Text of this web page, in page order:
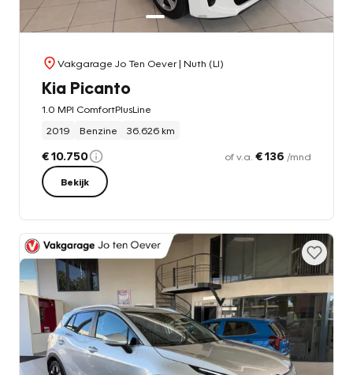
Vakgarage Jo Ten Oever| Nuth (LI)
Kia Picanto
1.0 MPI ComfortPlusLine
2019
Benzine 36.626 km
€ 10.750 of v.a. € 136 /mnd
Bekijk